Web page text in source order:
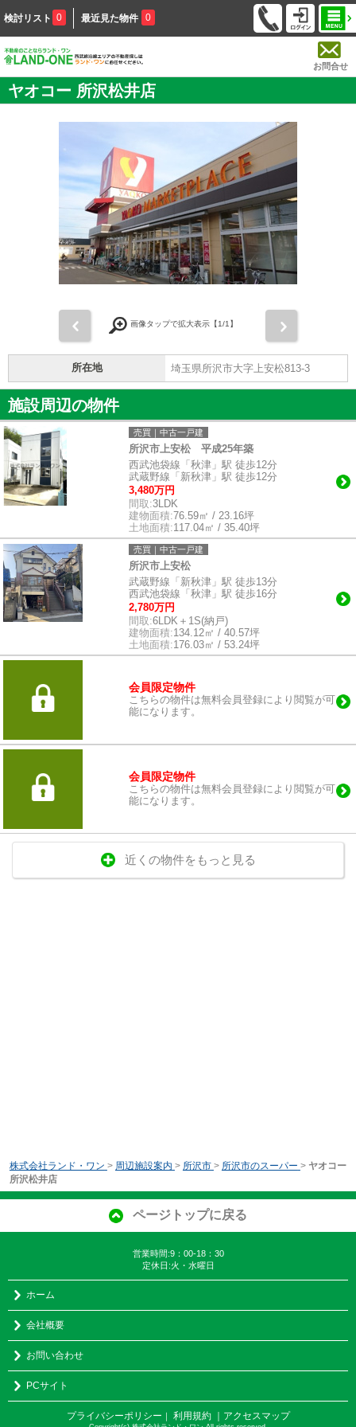
検討リスト 0 最近見た物件 0
お問合せ
ヤオコー 所沢松井店
画像タップで拡大表示【1/1】
所在地 埼玉県所沢市大字上安松813-3
施設周辺の物件
売買｜中古一戸建
所沢市上安松 平成25年築
西武池袋線「秋津」駅 徒歩12分
武蔵野線「新秋津」駅 徒歩12分
3,480万円
間取:3LDK
建物面積:76.59㎡ / 23.16坪
土地面積:117.04㎡ / 35.40坪
売買｜中古一戸建
所沢市上安松
武蔵野線「新秋津」駅 徒歩13分
西武池袋線「秋津」駅 徒歩16分
2,780万円
間取:6LDK＋1S(納戸)
建物面積:134.12㎡ / 40.57坪
土地面積:176.03㎡ / 53.24坪
会員限定物件
こちらの物件は無料会員登録により閲覧が可
能になります。
会員限定物件
こちらの物件は無料会員登録により閲覧が可
能になります。
近くの物件をもっと見る
株式会社ランド・ワン > 周辺施設案内 > 所沢市 > 所沢市のスーパー > ヤオコー
所沢松井店
ページトップに戻る
営業時間:9：00-18：30
定休日:火・水曜日
ホーム
会社概要
お問い合わせ
PCサイト
プライバシーポリシー 利用規約 ｜アクセスマップ